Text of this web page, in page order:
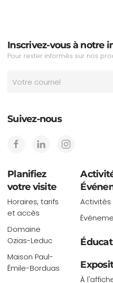
Inscrivez-vous à notre
Pour rester informés sur nos
Suivez-nous
Planifiez
votre visite
Horaires, tarifs
et accès
Domaine
Ozias-Leduc
Maison Paul-
Émile-Borduas
Activités
À